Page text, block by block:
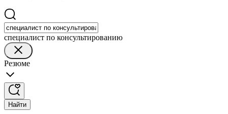
специалист по консультированию
Резюме
Найти